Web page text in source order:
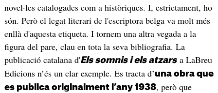
novel·les catalogades com a històriques. I, estrictament, ho
són. Però el legat literari de l'escriptora belga va molt més
enllà d'aquesta etiqueta. I tornem una altra vegada a la
figura del pare, clau en tota la seva bibliografia. La
publicació catalana d'Els somnis i els atzarsa LaBreu
Edicions n’és un clar exemple. Es tracta d’una obra que
es publica originalment l’any 1938, però que